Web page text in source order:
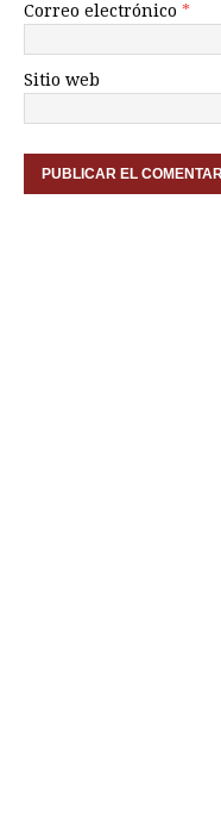
Correo electrónico *
Sitio web